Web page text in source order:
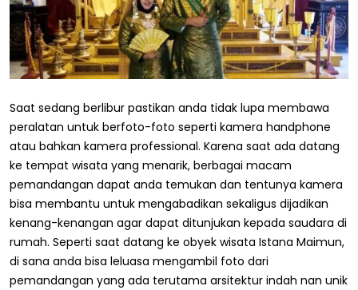
Saat sedang berlibur pastikan anda tidak lupa membawa
peralatan untuk berfoto-foto seperti kamera handphone
atau bahkan kamera professional. Karena saat ada datang
ke tempat wisata yang menarik, berbagai macam
pemandangan dapat anda temukan dan tentunya kamera
bisa membantu untuk mengabadikan sekaligus dijadikan
kenang-kenangan agar dapat ditunjukan kepada saudara di
rumah. Seperti saat datang ke obyek wisata Istana Maimun,
di sana anda bisa leluasa mengambil foto dari
pemandangan yang ada terutama arsitektur indah nan unik